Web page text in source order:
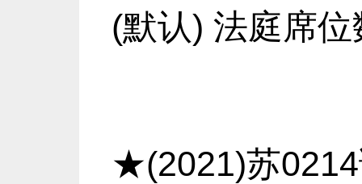
(默认) 法庭席位
★(2021)苏